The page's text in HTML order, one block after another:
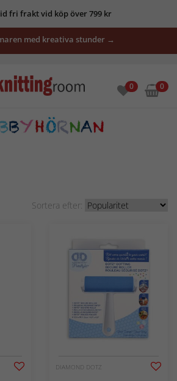
Se våra erbjudanden här
med kreativa stunder →
0 0
Sortera efter:
DIAMOND DOTZ